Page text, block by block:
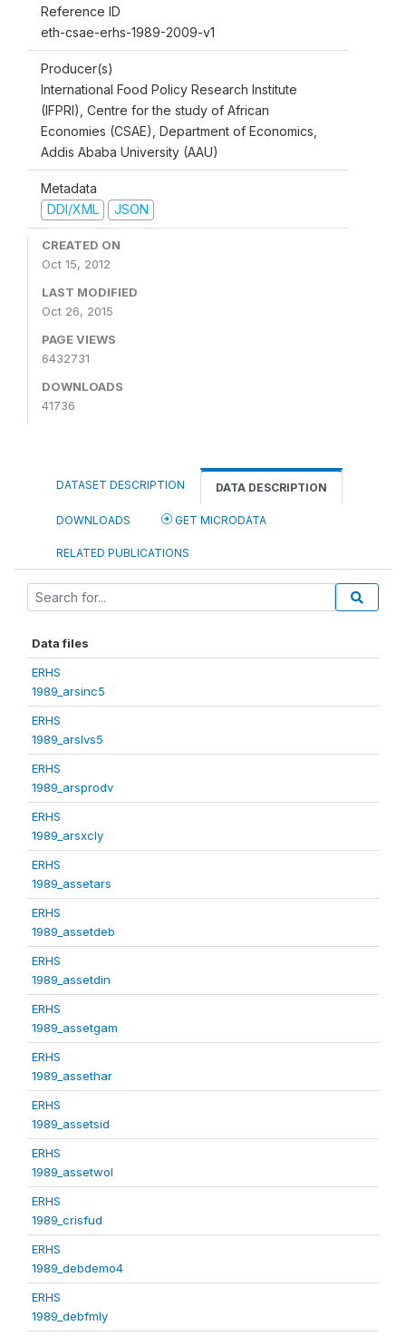
Reference ID
eth-csae-erhs-1989-2009-v1
Producer(s)
International Food Policy Research Institute
(IFPRI), Centre for the study of African
Economies (CSAE), Department of Economics,
Addis Ababa University (AAU)
Metadata
DDI/XML
JSON
CREATED ON
Oct 15, 2012
LAST MODIFIED
Oct 26, 2015
PAGE VIEWS
6432731
DOWNLOADS
41736
DATASET DESCRIPTION DATA DESCRIPTION
DOWNLOADS GET MICRODATA
RELATED PUBLICATIONS
Data files
ERHS
1989_arsinc5
ERHS
1989_arslvs5
ERHS
1989_arsprodv
ERHS
1989_arsxcly
ERHS
1989_assetars
ERHS
1989_assetdeb
ERHS
1989_assetdin
ERHS
1989_assetgam
ERHS
1989_assethar
ERHS
1989_assetsid
ERHS
1989_assetwol
ERHS
1989_crisfud
ERHS
1989_debdemo4
ERHS
1989_debfmly